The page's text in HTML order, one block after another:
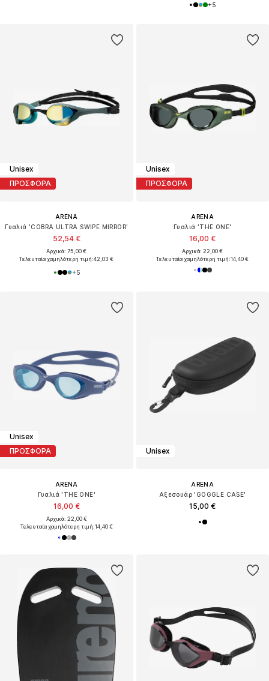
+5
Unisex
ΠΡΟΣΦΟΡΑ
ARENA
Γυαλιά 'COBRA ULTRA SWIPE MIRROR'
52,54 €
Αρχικά: 75,00 €
Τελευταία χαμηλότερη τιμή:42,03 €
+5
Unisex
ΠΡΟΣΦΟΡΑ
ARENA
Γυαλιά 'THE ONE'
16,00 €
Αρχικά: 22,00 €
Τελευταία χαμηλότερη τιμή:14,40 €
Unisex
ΠΡΟΣΦΟΡΑ
ARENA
Γυαλιά 'THE ONE'
16,00 €
Αρχικά: 22,00 €
Τελευταία χαμηλότερη τιμή:14,40 €
Unisex
ARENA
Αξεσουάρ 'GOGGLE CASE'
15,00 €